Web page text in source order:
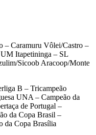
– Caramuru Vôlei/Castro –
Itapetininga – SL
Sicoob Aracoop/Monte
B – Tricampeão
UNA – Campeão da
de Portugal –
da Copa Brasil –
da Copa Brasília